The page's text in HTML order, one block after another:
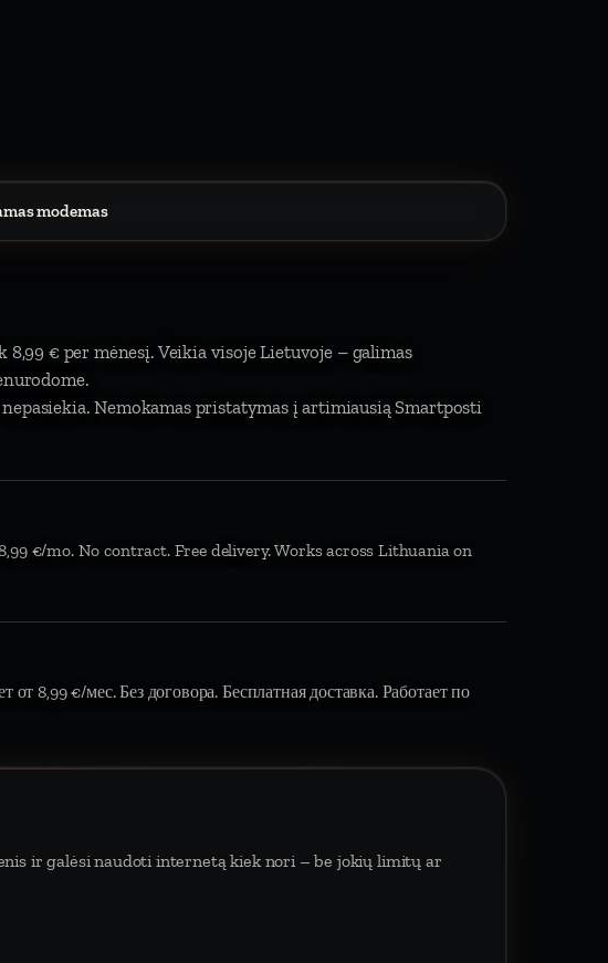
modemas
€ per mėnesį. Veikia visoje Lietuvoje – galimas
Nemokamas pristatymas į artimiausią Smartposti
€/mo. No contract. Free delivery. Works across Lithuania on
8,99 €/мес. Без договора. Бесплатная доставка. Работает по
ir galėsi naudoti internetą kiek nori – be jokių limitų ar